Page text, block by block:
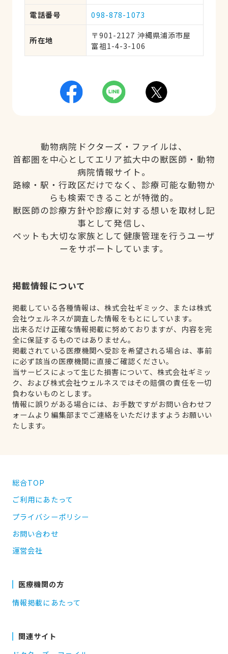
電話番号
098-878-1073
所在地
〒901-2127 沖縄県浦添市屋
富祖1-4-3-106
動物病院ドクターズ・ファイルは、
首都圏を中心としてエリア拡大中の獣医師・動物
病院情報サイト。
路線・駅・行政区だけでなく、診療可能な動物か
らも検索できることが特徴的。
獣医師の診療方針や診療に対する想いを取材し記
事として発信し、
ペットも大切な家族として健康管理を行うユーザ
ーをサポートしています。
掲載情報について
掲載している各種情報は、株式会社ギミック、または株式
会社ウェルネスが調査した情報をもとにしています。
出来るだけ正確な情報掲載に努めておりますが、内容を完
全に保証するものではありません。
掲載されている医療機関へ受診を希望される場合は、事前
に必ず該当の医療機関に直接ご確認ください。
当サービスによって生じた損害について、株式会社ギミッ
ク、および株式会社ウェルネスではその賠償の責任を一切
負わないものとします。
情報に誤りがある場合には、お手数ですがお問い合わせフ
ォームより編集部までご連絡をいただけますようお願いい
たします。
総合TOP
ご利用にあたって
プライバシーポリシー
お問い合わせ
運営会社
医療機関の方
情報掲載にあたって
関連サイト